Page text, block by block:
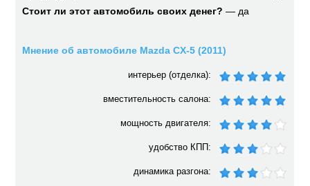
Стоит ли этот автомобиль своих денег? — да
Мнение об автомобиле Mazda CX-5 (2011)
интерьер (отделка):
вместительность салона:
мощность двигателя:
удобство КПП:
динамика разгона: